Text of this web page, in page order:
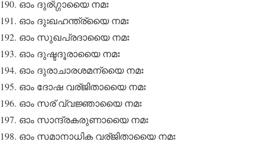
ഓം ദുര്ഗ്ഗായൈ നമഃ
ഓം ദുഃഖഹന്ത്ര്യൈ നമഃ
ഓം സുഖപ്രദായൈ നമഃ
ഓം ദുഷ്ടദൂരായൈ നമഃ
ഓം ദുരാചാരശമന്യൈ നമഃ
ഓം ദോഷ വര്ജിതായൈ നമഃ
ഓം സര് വ്വജ്ഞായൈ നമഃ
ഓം സാന്ദ്രകരുണായൈ നമഃ
ഓം സമാനാധിക വര്ജിതായൈ നമഃ